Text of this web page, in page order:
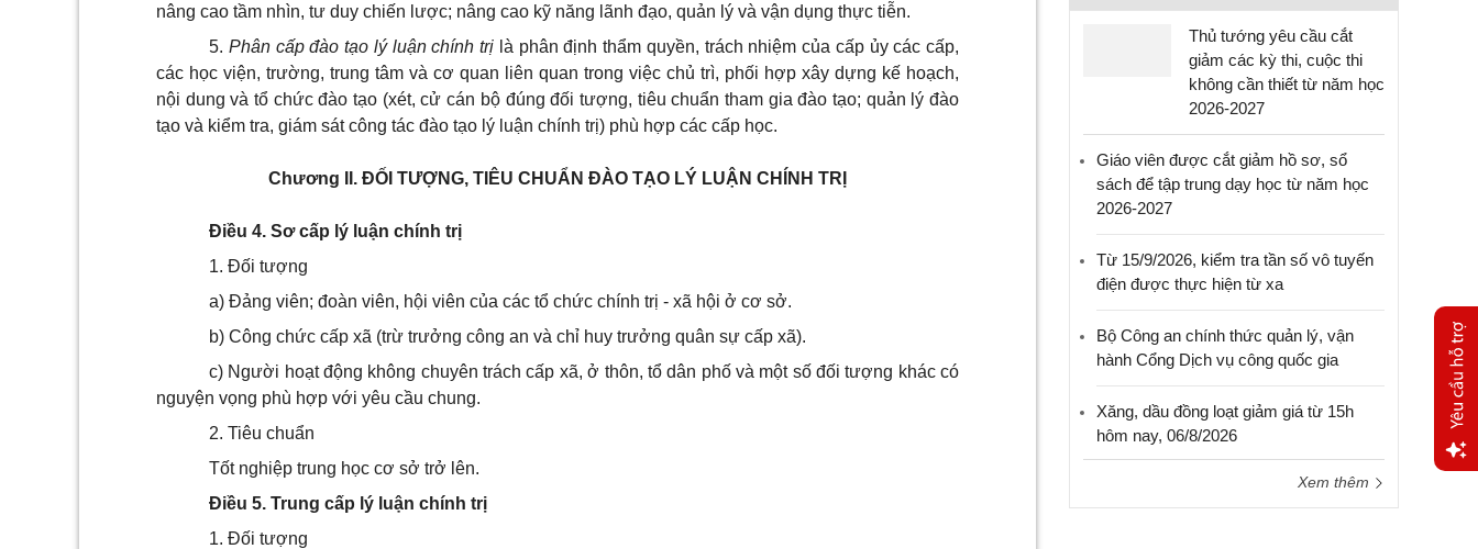
nâng cao tầm nhìn, tư duy chiến lược; nâng cao kỹ năng lãnh đạo, quản lý và vận dụng thực tiễn.
5. Phân cấp đào tạo lý luận chính trị là phân định thẩm quyền, trách nhiệm của cấp ủy các cấp,
các học viện, trường, trung tâm và cơ quan liên quan trong việc chủ trì, phối hợp xây dựng kế hoạch,
nội dung và tổ chức đào tạo (xét, cử cán bộ đúng đối tượng, tiêu chuẩn tham gia đào tạo; quản lý đào
tạo và kiểm tra, giám sát công tác đào tạo lý luận chính trị) phù hợp các cấp học.
Chương II. ĐỐI TƯỢNG, TIÊU CHUẨN ĐÀO TẠO LÝ LUẬN CHÍNH TRỊ
Điều 4. Sơ cấp lý luận chính trị
1. Đối tượng
a) Đảng viên; đoàn viên, hội viên của các tổ chức chính trị - xã hội ở cơ sở.
b) Công chức cấp xã (trừ trưởng công an và chỉ huy trưởng quân sự cấp xã).
c) Người hoạt động không chuyên trách cấp xã, ở thôn, tổ dân phố và một số đối tượng khác có
nguyện vọng phù hợp với yêu cầu chung.
2. Tiêu chuẩn
Tốt nghiệp trung học cơ sở trở lên.
Điều 5. Trung cấp lý luận chính trị
1. Đối tượng
Thủ tướng yêu cầu cắt
giảm các kỳ thi, cuộc thi
không cần thiết từ năm học
2026-2027
Giáo viên được cắt giảm hồ sơ, sổ
sách để tập trung dạy học từ năm học
2026-2027
Từ 15/9/2026, kiểm tra tần số vô tuyến
điện được thực hiện từ xa
Bộ Công an chính thức quản lý, vận
hành Cổng Dịch vụ công quốc gia
Xăng, dầu đồng loạt giảm giá từ 15h
hôm nay, 06/8/2026
Xem thêm